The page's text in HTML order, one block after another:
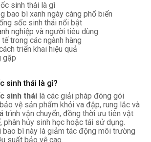
sinh thái là gì
bao bì xanh ngày càng phổ biến
sốc sinh thái nổi bật
nghiệp và người tiêu dùng
trong các ngành hàng
triển khai hiệu quả
gặp
sinh thái là gì?
sinh thái là các giải pháp đóng gói
vệ sản phẩm khỏi va đập, rung lắc và
trình vận chuyển, đồng thời ưu tiên vật
phân hủy sinh học hoặc tái sử dụng.
bao bì này là giảm tác động môi trường
suất bảo vệ cao.